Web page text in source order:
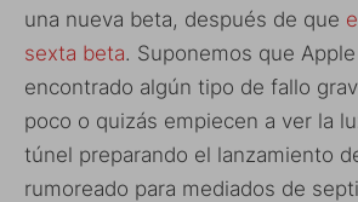
una nueva beta, después de que
sexta beta. Suponemos que
encontrado algún tipo de fallo
poco o quizás empiecen a ver la
túnel preparando el lanzamiento
rumoreado para mediados de